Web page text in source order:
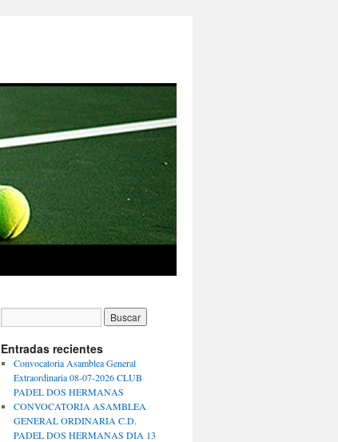
Entradas recientes
Convocatoria Asamblea General
Extraordinaria 08-07-2026 CLUB
PADEL DOS HERMANAS
CONVOCATORIA ASAMBLEA
GENERAL ORDINARIA C.D.
PADEL DOS HERMANAS DIA 13